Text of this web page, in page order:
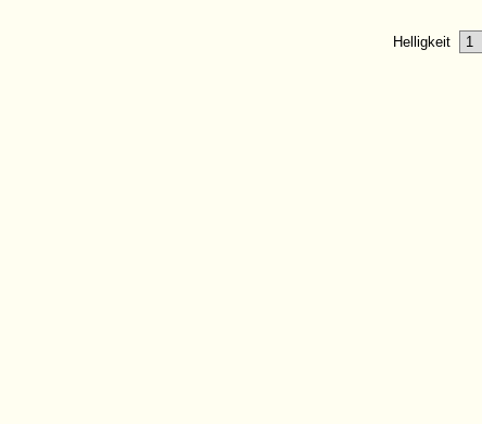
Helligkeit